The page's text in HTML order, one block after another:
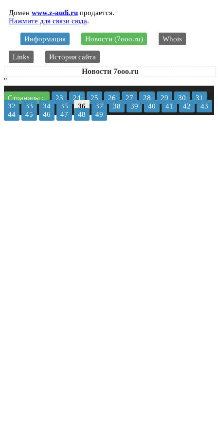
Домен www.z-audi.ru продается.
Нажмите для связи сюда.
Информация Новости (7ooo.ru) Whois
Links История сайта
Новости 7ooo.ru
"
Страницы : 23 24 25 26 27 28 29 30
31
32
33 34 35 36 37 38 39 40 41 42
43
44
45 46 47 48 49